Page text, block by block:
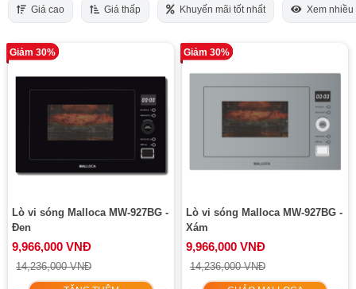
Giá cao Giá thấp Khuyến mãi tốt nhất Xem nhiều
Giảm 30%
Lò vi sóng Malloca MW-927BG -
Đen
9,966,000 VNĐ
14,236,000 VNĐ
Giảm 30%
Lò vi sóng Malloca MW-927BG -
Xám
9,966,000 VNĐ
14,236,000 VNĐ